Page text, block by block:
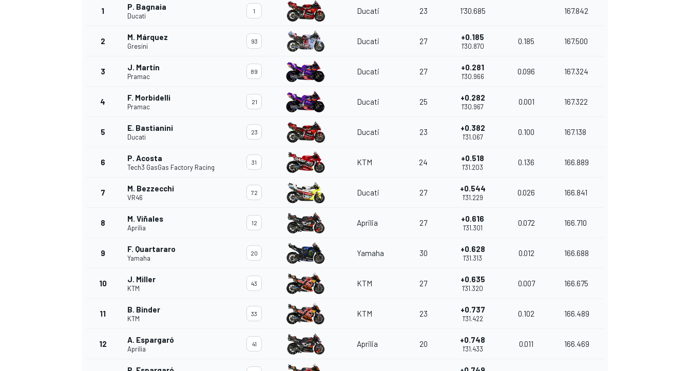
1 P. Bagnaia
Ducati
1 Ducati 23 1'30.685 167.842
2 M. Márquez
Gresini
93 Ducati 27 +0.185
1'30.870
0.185 167.500
3 J. Martín
Pramac
89 Ducati 27 +0.281
1'30.966
0.096 167.324
4 F. Morbidelli
Pramac
21 Ducati 25 +0.282
1'30.967
0.001 167.322
5 E. Bastianini
Ducati
23 Ducati 23 +0.382
1'31.067
0.100 167.138
6 P. Acosta
Tech3 GasGas Factory Racing
31 KTM 24 +0.518
1'31.203
0.136 166.889
7 M. Bezzecchi
VR46
72 Ducati 27 +0.544
1'31.229
0.026 166.841
8 M. Viñales
Aprilia
12 Aprilia 27 +0.616
1'31.301
0.072 166.710
9 F. Quartararo
Yamaha
20 Yamaha 30 +0.628
1'31.313
0.012 166.688
10 J. Miller
KTM
43 KTM 27 +0.635
1'31.320
0.007 166.675
11 B. Binder
KTM
33 KTM 23 +0.737
1'31.422
0.102 166.489
12 A. Espargaró
Aprilia
41 Aprilia 20 +0.748
1'31.433
0.011 166.469